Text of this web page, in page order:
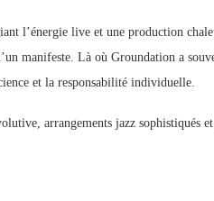
l’énergie live et une production
manifeste. Là où Groundation a
et la responsabilité individuelle.
arrangements jazz sophistiqués